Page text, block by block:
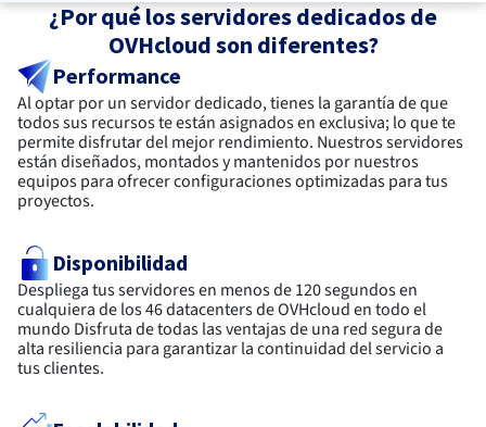
¿Por qué los servidores dedicados de
OVHcloud son diferentes?
Performance
Al optar por un servidor dedicado, tienes la garantía de que
todos sus recursos te están asignados en exclusiva; lo que te
permite disfrutar del mejor rendimiento. Nuestros servidores
están diseñados, montados y mantenidos por nuestros
equipos para ofrecer configuraciones optimizadas para tus
proyectos.
Disponibilidad
Despliega tus servidores en menos de 120 segundos en
cualquiera de los 46 datacenters de OVHcloud en todo el
mundo Disfruta de todas las ventajas de una red segura de
alta resiliencia para garantizar la continuidad del servicio a
tus clientes.